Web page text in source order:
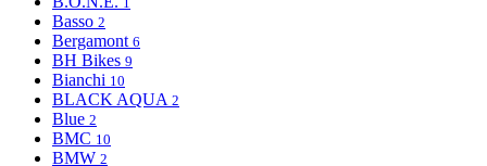
Basso 2
Bergamont 6
BH Bikes 9
Bianchi 10
BLACK AQUA 2
Blue 2
BMC 10
BMW 2